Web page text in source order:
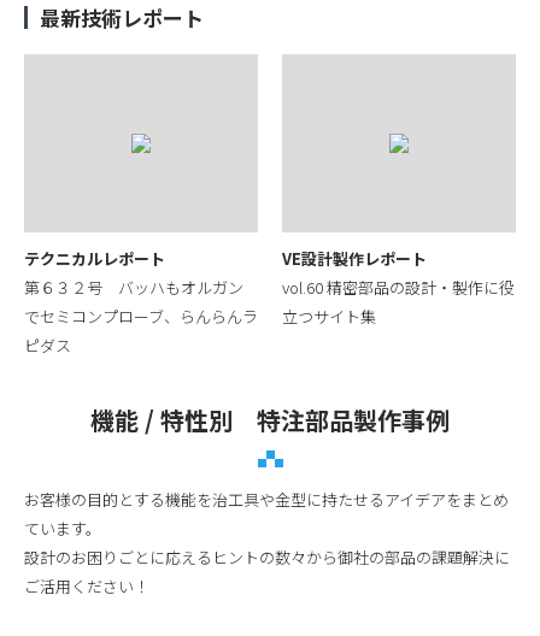
最新技術レポート
テクニカルレポート
第６３２号 バッハもオルガン
でセミコンプローブ、らんらんラ
ピダス
VE設計製作レポート
vol.60 精密部品の設計・製作に役
立つサイト集
機能 / 特性別 特注部品製作事例
お客様の目的とする機能を治工具や金型に持たせるアイデアをまとめ
ています。
設計のお困りごとに応えるヒントの数々から御社の部品の課題解決に
ご活用ください！